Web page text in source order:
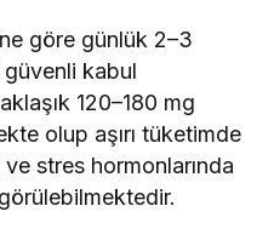
göre günlük 2–3
kabul
120–180 mg
olup aşırı tüketimde
stres hormonlarında